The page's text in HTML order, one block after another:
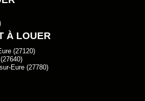
À LOUER
(27120)
Eure (27780)